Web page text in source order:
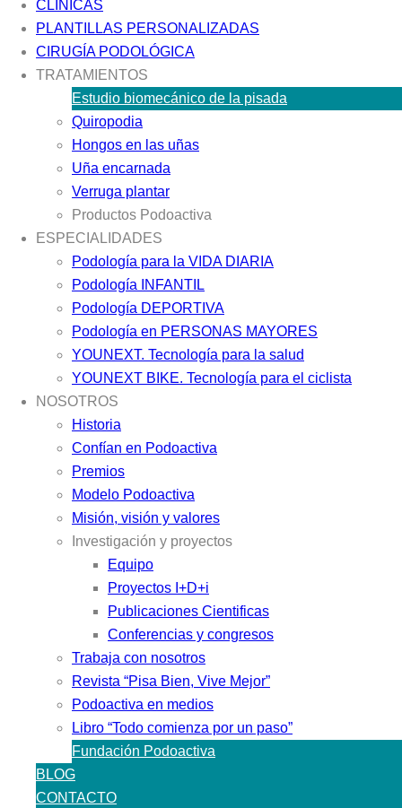
CLÍNICAS
PLANTILLAS PERSONALIZADAS
CIRUGÍA PODOLÓGICA
TRATAMIENTOS
Estudio biomecánico de la pisada
Quiropodia
Hongos en las uñas
Uña encarnada
Verruga plantar
Productos Podoactiva
ESPECIALIDADES
Podología para la VIDA DIARIA
Podología INFANTIL
Podología DEPORTIVA
Podología en PERSONAS MAYORES
YOUNEXT. Tecnología para la salud
YOUNEXT BIKE. Tecnología para el ciclista
NOSOTROS
Historia
Confían en Podoactiva
Premios
Modelo Podoactiva
Misión, visión y valores
Investigación y proyectos
Equipo
Proyectos I+D+i
Publicaciones Cientificas
Conferencias y congresos
Trabaja con nosotros
Revista “Pisa Bien, Vive Mejor”
Podoactiva en medios
Libro “Todo comienza por un paso”
Fundación Podoactiva
BLOG
CONTACTO